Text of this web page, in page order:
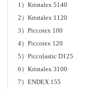
1）Kristalex 5140
2）Kristalex 1120
3）Piccotex 100
4）Piccotex 120
5）Piccolastic D125
6）Kristalex 3100
7）ENDEX 155